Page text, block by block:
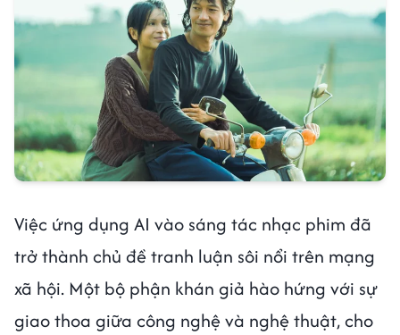
Việc ứng dụng AI vào sáng tác nhạc phim đã
trở thành chủ đề tranh luận sôi nổi trên mạng
xã hội. Một bộ phận khán giả hào hứng với sự
giao thoa giữa công nghệ và nghệ thuật, cho